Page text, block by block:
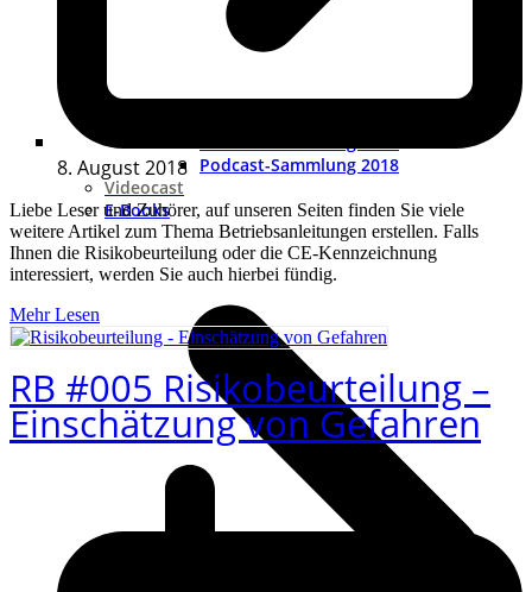
Podcast-Sammlung 2018
Videocast
E-Books
8. August 2018
Liebe Leser und Zuhörer, auf unseren Seiten finden Sie viele
weitere Artikel zum Thema Betriebsanleitungen erstellen. Falls
Ihnen die Risikobeurteilung oder die CE-Kennzeichnung
interessiert, werden Sie auch hierbei fündig.
Mehr Lesen
RB #005 Risikobeurteilung –
Einschätzung von Gefahren